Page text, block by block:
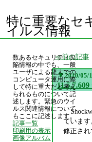
特に重要なセ
イルス情報
前の記事
▼ 2010/05/
ていま
修正され
数あるセキュリティ欠
陥情報の中でも、一般
ユーザによる龍大での
コンピュータ運用に際
して特に重大だと考え
られるものについて記
述します。緊急のウイ
ルス関連情報について
もここに記述します。
記事一覧
印刷用の表示
画像アルバム